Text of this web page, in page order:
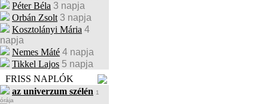
Péter Béla 3 napja
Orbán Zsolt 3 napja
Kosztolányi Mária 4
napja
Nemes Máté 4 napja
Tikkel Lajos 5 napja
FRISS NAPLÓK
az univerzum szélén 1
órája